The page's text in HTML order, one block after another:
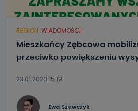
REGION WIADOMOŚCI
Mieszkańcy Zębcowa
przeciwko powiększeniu
23.01.2020 15:19
Ewa Szewczyk